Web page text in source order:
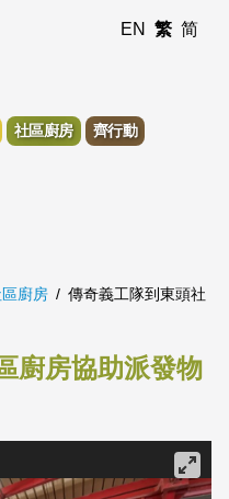
EN 繁 简
社區廚房
齊行動
廚房
傳奇義工隊到東頭社
廚房協助派發物